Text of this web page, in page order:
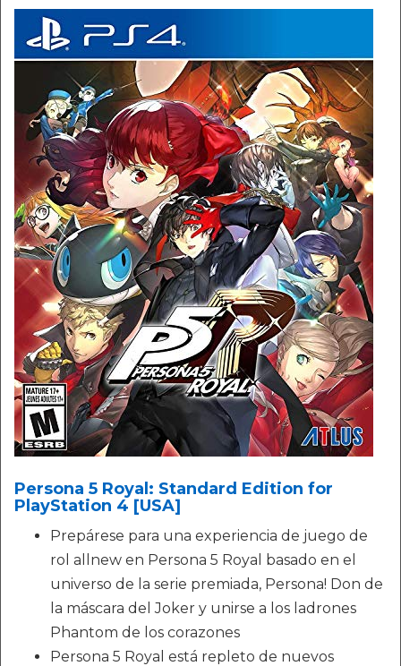
Persona 5 Royal: Standard Edition for
PlayStation 4 [USA]
Prepárese para una experiencia de juego de
rol allnew en Persona 5 Royal basado en el
universo de la serie premiada, Persona! Don de
la máscara del Joker y unirse a los ladrones
Phantom de los corazones
Persona 5 Royal está repleto de nuevos